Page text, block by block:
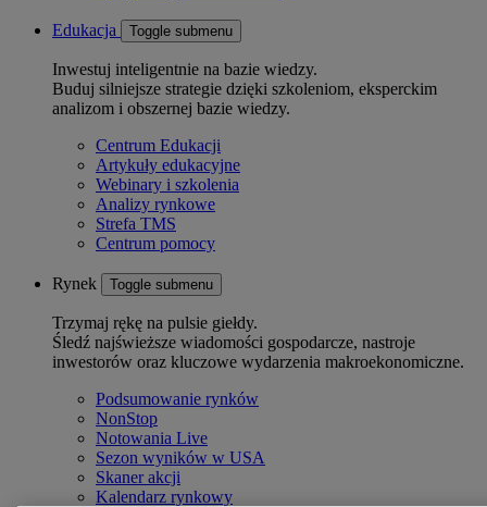
Edukacja Toggle submenu
Inwestuj inteligentnie na bazie wiedzy.
Buduj silniejsze strategie dzięki szkoleniom, eksperckim
analizom i obszernej bazie wiedzy.
Centrum Edukacji
Artykuły edukacyjne
Webinary i szkolenia
Analizy rynkowe
Strefa TMS
Centrum pomocy
Rynek Toggle submenu
Trzymaj rękę na pulsie giełdy.
Śledź najświeższe wiadomości gospodarcze, nastroje
inwestorów oraz kluczowe wydarzenia makroekonomiczne.
Podsumowanie rynków
NonStop
Notowania Live
Sezon wyników w USA
Skaner akcji
Kalendarz rynkowy